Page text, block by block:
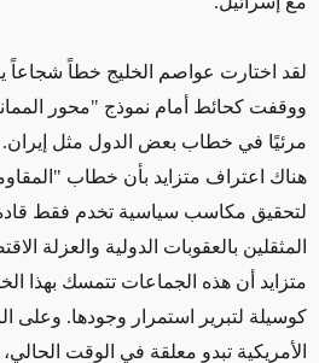
لقد اختارت عواصم الخليج خطاً شجاعاً
ووقفت كحائط أمام نموذج "محور
مرئيًا في خطاب بعض الدول مثل
هناك اعتراف متزايد بأن خطاب
لتحقيق مكاسب سياسية تخدم فقط قادة
المثقلين بالعقوبات الدولية والعزلة
متزايد أن هذه الجماعات تتمسك بهذا
كوسيلة لتبرير استمرار وجودها. وعلى
الأمريكية تبدو معلقة في الوقت